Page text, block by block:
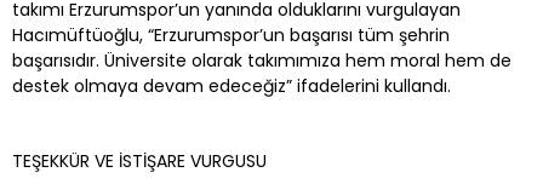
takımı Erzurumspor’un yanında olduklarını vurgulayan
Hacımüftüoğlu, “Erzurumspor’un başarısı tüm şehrin
başarısıdır. Üniversite olarak takımımıza hem moral hem de
destek olmaya devam edeceğiz” ifadelerini kullandı.
TEŞEKKÜR VE İSTİŞARE VURGUSU